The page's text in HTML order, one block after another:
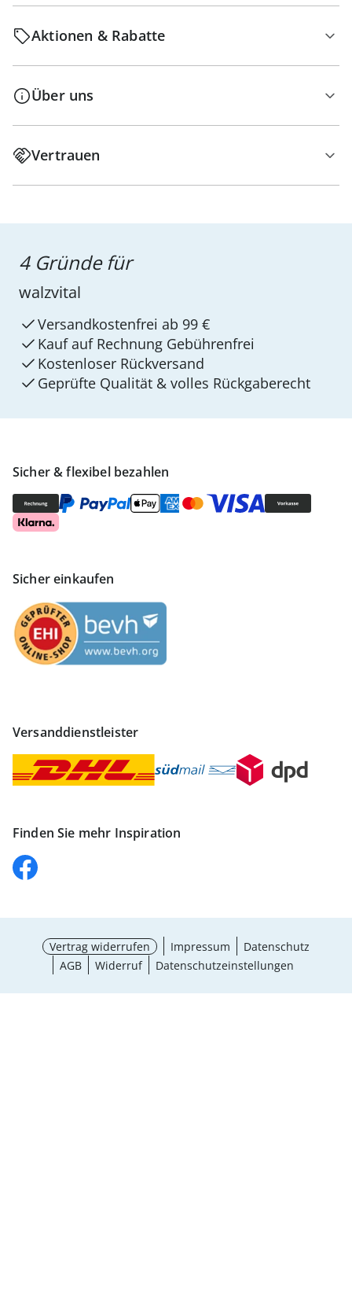
Aktionen & Rabatte
Über uns
Vertrauen
Sicher & flexibel bezahlen
Sicher einkaufen
Versanddienstleister
Finden Sie mehr Inspiration
4 Gründe für
walzvital
Versandkostenfrei ab 99 €
Kauf auf Rechnung Gebührenfrei
Kostenloser Rückversand
Geprüfte Qualität & volles Rückgaberecht
Vertrag widerrufen Impressum
Datenschutz
AGB
Widerruf Datenschutzeinstellungen